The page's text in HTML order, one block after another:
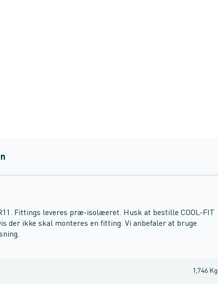
Fittings leveres præ-isolæeret. Husk at bestille COOL-FIT
der ikke skal monteres en fitting. Vi anbefaler at bruge
1,746 Kg